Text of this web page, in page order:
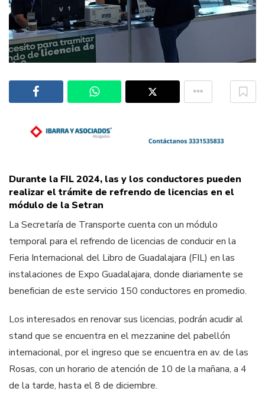
Durante la FIL 2024, las y los conductores pueden
realizar el trámite de refrendo de licencias en el
módulo de la Setran
La Secretaría de Transporte cuenta con un módulo
temporal para el refrendo de licencias de conducir en la
Feria Internacional del Libro de Guadalajara (FIL) en las
instalaciones de Expo Guadalajara, donde diariamente se
benefician de este servicio 150 conductores en promedio.
Los interesados en renovar sus licencias, podrán acudir al
stand que se encuentra en el mezzanine del pabellón
internacional, por el ingreso que se encuentra en av. de las
Rosas, con un horario de atención de 10 de la mañana, a 4
de la tarde, hasta el 8 de diciembre.